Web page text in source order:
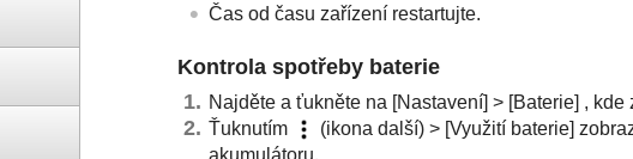
Čas od času zařízení restartujte.
Kontrola spotřeby baterie
Najděte a ťukněte na [Nastavení] > [Baterie] ,
Ťuknutím
(ikona další) > [Využití baterie]
akumulátoru.